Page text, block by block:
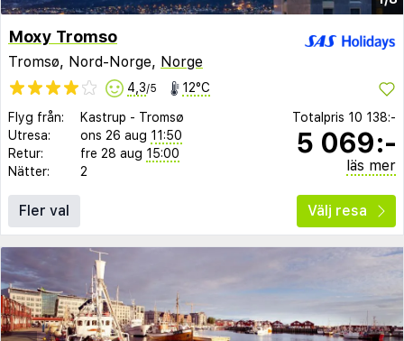
Moxy Tromso
Tromsø, Nord-Norge, Norge
4,3/5 12°C
Flyg från: Kastrup - Tromsø
Utresa:
ons 26 aug 11:50
Retur:
fre 28 aug 15:00
Nätter:
2
Totalpris 10 138:-
5 069:-
läs mer
Fler val Välj resa